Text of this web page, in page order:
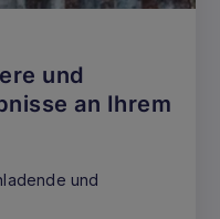
und
an Ihrem
und